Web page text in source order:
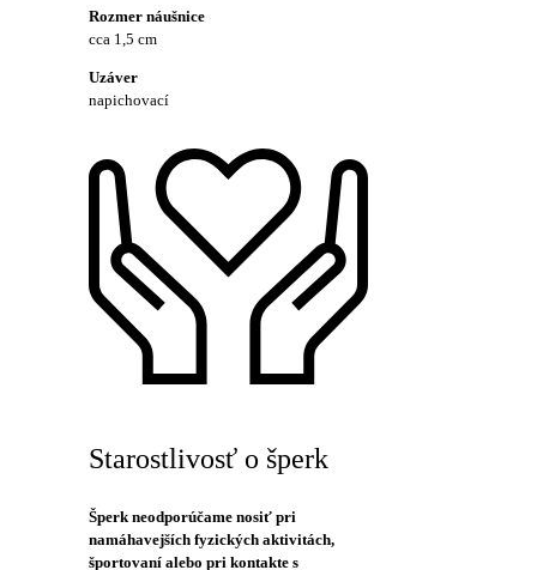
Rozmer náušnice
cca 1,5 cm
Uzáver
napichovací
Starostlivosť o šperk
Šperk neodporúčame nosiť pri
namáhavejších fyzických aktivitách,
športovaní alebo pri kontakte s